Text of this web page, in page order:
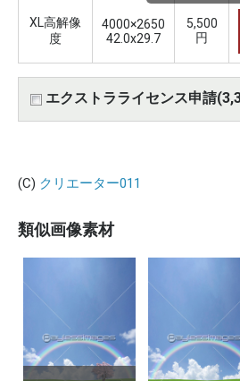
XL高解像
度
4000×2650
42.0x29.7
5,500
円
エクストラライセンス申請
(C) クリエーター011
類似画像素材